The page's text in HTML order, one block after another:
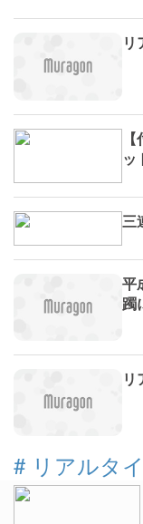
ッ
三
平
躅
リ
# リアルタ